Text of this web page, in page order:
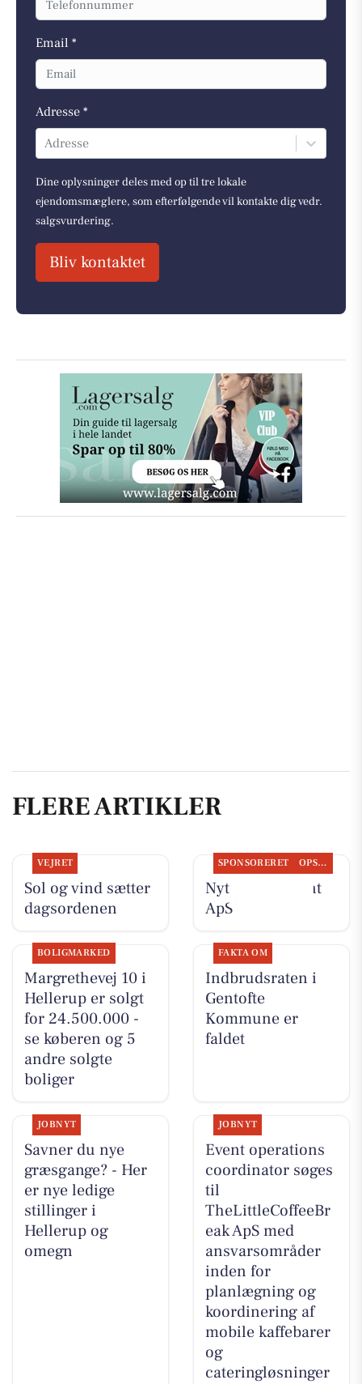
Email *
Adresse *
Adresse
Dine oplysninger deles med op til tre lokale
ejendomsmæglere, som efterfølgende vil kontakte dig vedr.
salgsvurdering.
Bliv kontaktet
FLERE ARTIKLER
VEJRET
Sol og vind sætter
dagsordenen
SPONSORERET OPSLAGSTAVLEN
Nyt fra Fairpaint
ApS
BOLIGMARKED
Margrethevej 10 i
Hellerup er solgt
for 24.500.000 -
se køberen og 5
andre solgte
boliger
FAKTA OM
Indbrudsraten i
Gentofte
Kommune er
faldet
JOBNYT
Savner du nye
græsgange? - Her
er nye ledige
stillinger i
Hellerup og
omegn
JOBNYT
Event operations
coordinator søges
til
TheLittleCoffeeBr
eak ApS med
ansvarsområder
inden for
planlægning og
koordinering af
mobile kaffebarer
og
cateringløsninger